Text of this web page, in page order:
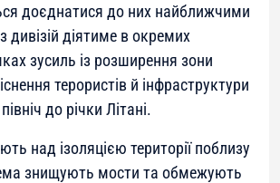
доєднатися до них найближчими
діятиме в окремих
зусиль із розширення зони
терористів й інфраструктури
до річки Літані.
над ізоляцією території поблизу
знищують мости та обмежують